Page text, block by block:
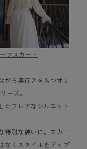
フスカート
がら奥行きをもつオリ
ーズ。
たフレアなシルエット
特別な装いに。スカー
なくスタイルをアップ